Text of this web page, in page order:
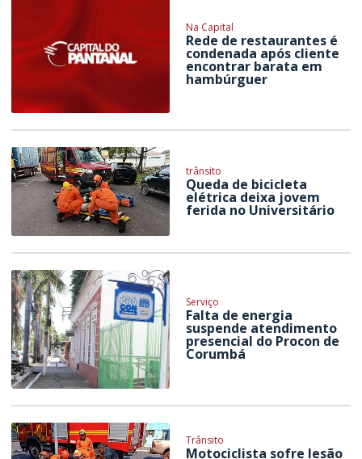
Na Capital
Rede de restaurantes é
condenada após cliente
encontrar barata em
hambúrguer
trânsito
Queda de bicicleta
elétrica deixa jovem
ferida no Universitário
Serviço
Falta de energia
suspende atendimento
presencial do Procon de
Corumbá
Trânsito
Motociclista sofre lesão